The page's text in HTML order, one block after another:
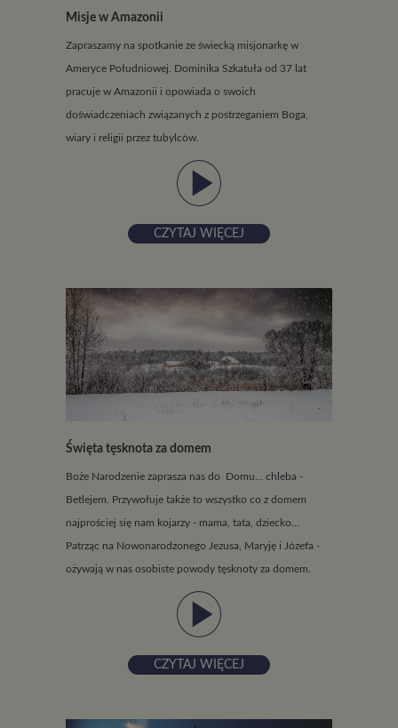
Misje w Amazonii
Zapraszamy na spotkanie ze świecką misjonarkę w
Ameryce Południowej. Dominika Szkatuła od 37 lat
pracuje w Amazonii i opowiada o swoich
doświadczeniach związanych z postrzeganiem Boga,
wiary i religii przez tubylców.
play_arrow
CZYTAJ WIĘCEJ
Święta tęsknota za domem
Boże Narodzenie zaprasza nas do Domu… chleba -
Betlejem. Przywołuje także to wszystko co z domem
najprościej się nam kojarzy - mama, tata, dziecko…
Patrząc na Nowonarodzonego Jezusa, Maryję i Józefa -
ożywają w nas osobiste powody tęsknoty za domem.
play_arrow
CZYTAJ WIĘCEJ